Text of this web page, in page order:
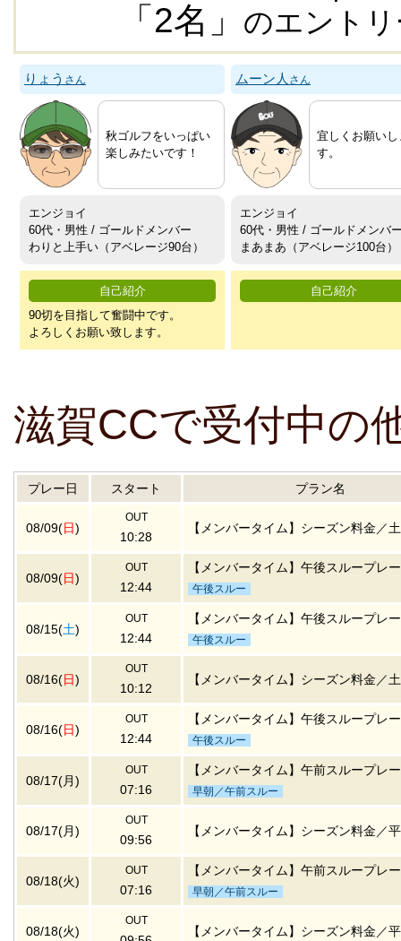
「2名」
のエント
りょう さん ムーン人 さん
秋ゴルフをいっぱい
楽しみたいです！
宜しくお願いし
す。
エンジョイ
60代・男性 / ゴールドメンバー
わりと上手い（アベレージ90台）
エンジョイ
60代・男性 / ゴールドメンバ
まあまあ（アベレージ100台）
自己紹介
90切を目指して奮闘中です。
よろしくお願い致します。
自己紹介
滋賀CCで受付中の
プレー日 スタート プラン名
08/09(日)
OUT
10:28
【メンバータイム】シーズン料金／
08/09(日)
OUT
12:44
【メンバータイム】午後スループレ
午後スルー
08/15(土)
OUT
12:44
【メンバータイム】午後スループレ
午後スルー
08/16(日)
OUT
10:12
【メンバータイム】シーズン料金／
08/16(日)
OUT
12:44
【メンバータイム】午後スループレ
午後スルー
08/17(月)
OUT
07:16
【メンバータイム】午前スループレ
早朝／午前スルー
08/17(月)
OUT
09:56
【メンバータイム】シーズン料金／
08/18(火)
OUT
07:16
【メンバータイム】午前スループレ
早朝／午前スルー
08/18(火)
OUT
【メンバータイム】シーズン料金／